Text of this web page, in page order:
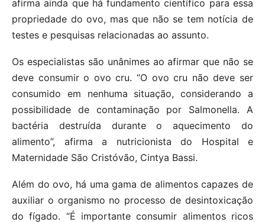
afirma ainda que há fundamento científico para essa
propriedade do ovo, mas que não se tem notícia de
testes e pesquisas relacionadas ao assunto.
Os especialistas são unânimes ao afirmar que não se
deve consumir o ovo cru. “O ovo cru não deve ser
consumido em nenhuma situação, considerando a
possibilidade de contaminação por Salmonella. A
bactéria destruída durante o aquecimento do
alimento”, afirma a nutricionista do Hospital e
Maternidade São Cristóvão, Cintya Bassi.
Além do ovo, há uma gama de alimentos capazes de
auxiliar o organismo no processo de desintoxicação
do fígado. “É importante consumir alimentos ricos